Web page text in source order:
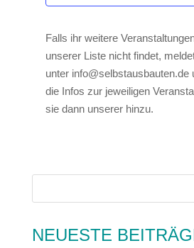
Falls ihr weitere
unserer Liste nicht findet,
unter info@selbstausbauten.de
die Infos zur jeweiligen
sie dann unserer hinzu.
NEUESTE